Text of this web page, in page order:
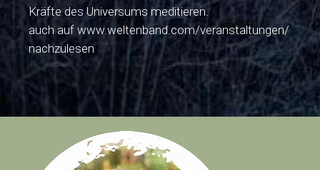
Kräfte des Universums meditieren.
auch auf www.weltenband.com/veranstaltungen/
nachzulesen